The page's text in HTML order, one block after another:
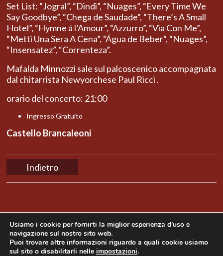
Set List: “Jogral”, “Dindi”, “Nuages”, “Every Time We
Say Goodbye”, “Chega de Saudade”, “There’s A Small
Hotel”, “Hymne á l’Amour”, “Azzurro”, “Via Con Me”,
“Metti Una Sera A Cena”, “Água de Beber”, “Nuages”,
“Insensatez”, “Correnteza”.
Mafalda Minnozzi sale sul palcoscenico accompagnata
dal chitarrista Newyorchese Paul Ricci .
orario del concerto: 21:00
Ingresso Gratuito
Castello Brancaleoni
Indietro
Copyright © 2014 Mama Produções. All rights
Usiamo i cookie per fornirti la miglior esperienza d'uso e
navigazione sul nostro sito web.
Puoi trovare altre informazioni riguardo a quali cookie usiamo
sul sito o disabilitarli nelle impostazioni.